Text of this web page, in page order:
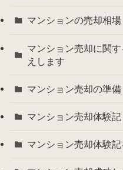
マンションの売却相場
マンション売却に関
えします
マンション売却の準備
マンション売却体験記
マンション売却体験記